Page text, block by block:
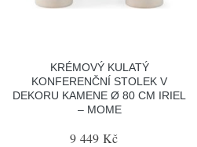
KRÉMOVÝ KULATÝ
KONFERENČNÍ STOLEK V
DEKORU KAMENE Ø 80 CM IRIEL
– MOME
9 449 Kč